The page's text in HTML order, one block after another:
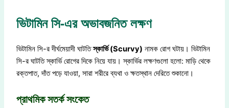
ভিটামিন সি-এর অভাবজনিত লক্ষণ
ভিটামিন সি-র দীর্ঘমেয়াদী ঘাটতিস্কার্ভি (Scurvy) নামক রোগ ঘটায়। ভিটামিন
সি-র ঘাটতি স্কার্ভি রোগের দিকে নিয়ে যায়। স্কার্ভির লক্ষণগুলো হলো: মাড়ি থেকে
রক্তপাত, দাঁত পড়ে যাওয়া, সারা শরীরে ব্যথা ও ক্ষতস্থান দেরিতে শুকানো।
প্রাথমিক সতর্ক সংকেত